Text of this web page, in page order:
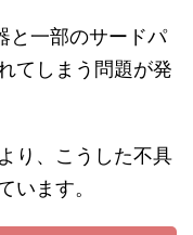
と一部のサードパ
てしまう問題が発
り、こうした不具
います。